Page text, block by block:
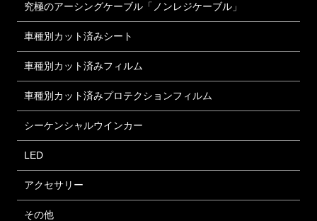
究極のアーシングケーブル「ノンレジケーブル」
車種別カット済みシート
車種別カット済みフィルム
車種別カット済みプロテクションフィルム
シーケンシャルウインカー
LED
アクセサリー
その他